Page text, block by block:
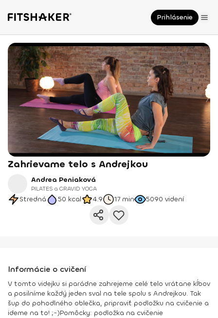
Prihlásenie
Zahrievame telo s Andrejkou
Andrea Peniaková
PILATES a GRAVID YOGA
Stredná 50 kcal 4.9 17 min 5090 videní
Informácie o cvičení
V tomto videjku si parádne zahrejeme celé telo vrátane kĺbov
a posilníme každý jeden sval na tele spolu s Andrejkou. Tak
šup do pohodlného oblečka, pripraviť podložku na cvičenie a
ideme na to! ;-)Pomôcky: podložka na cvičenie